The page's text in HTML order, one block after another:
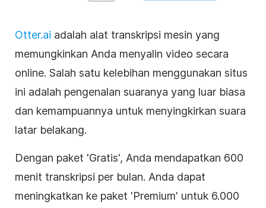
Otter.ai adalah alat transkripsi mesin yang
memungkinkan Anda menyalin video secara
online. Salah satu kelebihan menggunakan situs
ini adalah pengenalan suaranya yang luar biasa
dan kemampuannya untuk menyingkirkan suara
latar belakang.
Dengan paket 'Gratis', Anda mendapatkan 600
menit transkripsi per bulan. Anda dapat
meningkatkan ke paket 'Premium' untuk 6.000